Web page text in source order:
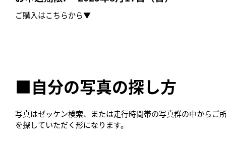
ご購入はこちらから▼
■自分の写真の探し方
写真はゼッケン検索、または走行時間帯の写真群の中からご
を探していただく形になります。